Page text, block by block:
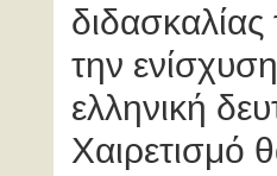
την
ελληνική
Χαιρετισμό